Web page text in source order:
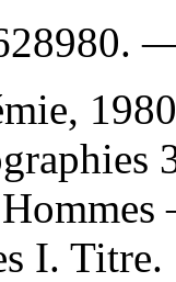
.
I. Titre.